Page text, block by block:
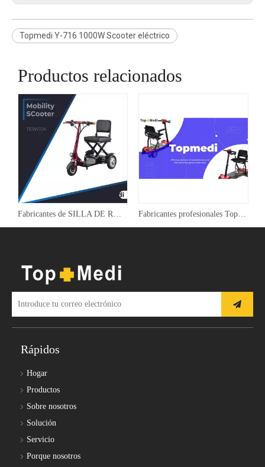
Topmedi Y-716 1000W Scooter eléctrico
Productos relacionados
Rápidos
Hogar
Productos
Sobre nosotros
Solución
Servicio
Porque nosotros